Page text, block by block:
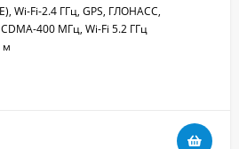
Wi-Fi-2.4 ГГц, GPS, ГЛОНАСС,
400 МГц, Wi-Fi 5.2 ГГц
м